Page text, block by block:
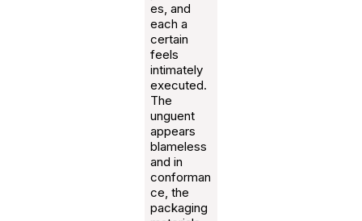
es, and
each a
certain
feels
intimately
executed.
The
unguent
appears
blameless
and in
conforman
ce, the
packaging